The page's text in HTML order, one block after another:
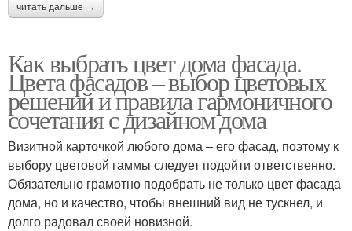
читать дальше →
Как выбрать цвет дома фасада.
Цвета фасадов – выбор цветовых
решений и правила гармоничного
сочетания с дизайном дома
Визитной карточкой любого дома – его фасад, поэтому к
выбору цветовой гаммы следует подойти ответственно.
Обязательно грамотно подобрать не только цвет фасада
дома, но и качество, чтобы внешний вид не тускнел, и
долго радовал своей новизной.